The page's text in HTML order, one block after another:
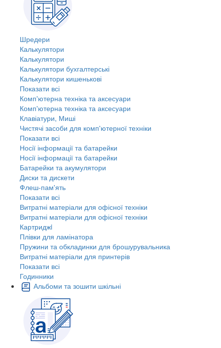
Шредери
Калькулятори
Калькулятори
Калькулятори бухгалтерські
Калькулятори кишенькові
Показати всі
Комп'ютерна техніка та аксесуари
Комп'ютерна техніка та аксесуари
Клавіатури, Миші
Чистячі засоби для комп'ютерної техніки
Показати всі
Носії інформації та батарейки
Носії інформації та батарейки
Батарейки та акумулятори
Диски та дискети
Флеш-пам'ять
Показати всі
Витратні матеріали для офісної техніки
Витратні матеріали для офісної техніки
Картриджi
Плівки для ламінатора
Пружини та обкладинки для брошурувальника
Витратні матеріали для принтерів
Показати всі
Годинники
Альбоми та зошити шкільні